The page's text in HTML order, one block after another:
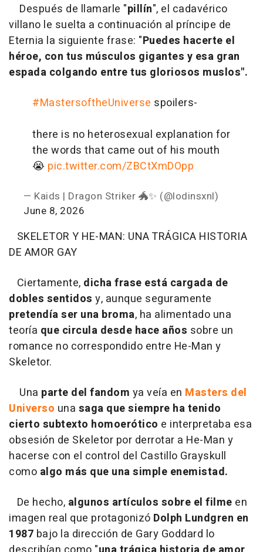
Después de llamarle "pillín", el cadavérico
villano le suelta a continuación al príncipe de
Eternia la siguiente frase: "Puedes hacerte el
héroe, con tus músculos gigantes y esa gran
espada colgando entre tus gloriosos muslos".
#MastersoftheUniverse spoilers-
there is no heterosexual explanation for
the words that came out of his mouth
😭 pic.twitter.com/ZBCtXmDOpp
— Kaids | Dragon Striker 🐲✨️ (@lodinsxnl)
June 8, 2026
SKELETOR Y HE-MAN: UNA TRÁGICA HISTORIA
DE AMOR GAY
Ciertamente, dicha frase está cargada de
dobles sentidos y, aunque seguramente
pretendía ser una broma, ha alimentado una
teoría que circula desde hace años sobre un
romance no correspondido entre He-Man y
Skeletor.
Una parte del fandom ya veía en Masters del
Universo una saga que siempre ha tenido
cierto subtexto homoerótico e interpretaba esa
obsesión de Skeletor por derrotar a He-Man y
hacerse con el control del Castillo Grayskull
como algo más que una simple enemistad.
De hecho, algunos artículos sobre el filme en
imagen real que protagonizó Dolph Lundgren en
1987 bajo la dirección de Gary Goddard lo